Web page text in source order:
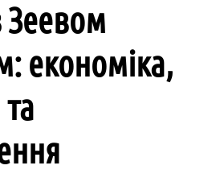
Зеевом
економіка,